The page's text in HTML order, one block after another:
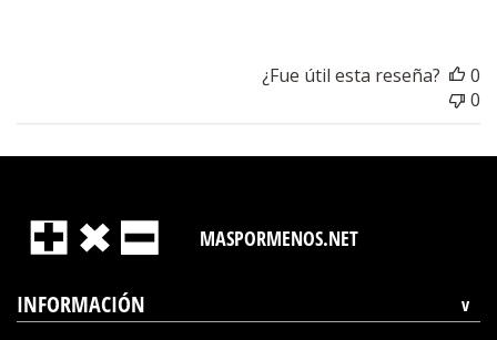
¿Fue útil esta reseña?
0
0
MASPORMENOS.NET
INFORMACIÓN